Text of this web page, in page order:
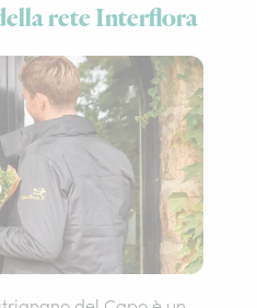
rete Interflora